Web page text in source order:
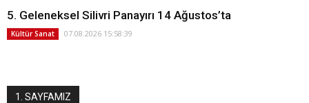
5. Geleneksel Silivri Panayırı 14 Ağustos’ta
Kültür Sanat 07.08.2026 15:58:39
1. SAYFAMIZ